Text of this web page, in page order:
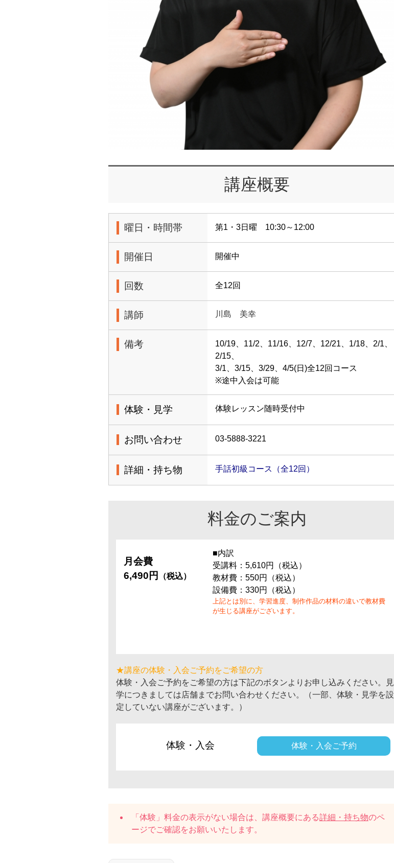
講座概要
曜日・時間帯 第1・3日曜 10:30～12:00
開催日 開催中
回数 全12回
講師 川島 美幸
備考
10/19、11/2、11/16、12/7、12/21、1/18、2/1、
2/15、
3/1、3/15、3/29、4/5(日)全12回コース
※途中入会は可能
体験・見学 体験レッスン随時受付中
お問い合わせ 03-5888-3221
詳細・持ち物 手話初級コース（全12回）
料金のご案内
月会費
6,490円
（税込）
■内訳
受講料：5,610円（税込）
教材費：550円（税込）
設備費：330円（税込）
上記とは別に、学習進度、制作作品の材料の違いで教材費
が生じる講座がございます。
★講座の体験・入会ご予約をご希望の方
体験・入会ご予約をご希望の方は下記のボタンよりお申し込みください。見
学につきましては店舗までお問い合わせください。（一部、体験・見学を設
定していない講座がございます。）
体験・入会 体験・入会ご予約
「体験」料金の表示がない場合は、講座概要にある詳細・持ち物のペ
ージでご確認をお願いいたします。